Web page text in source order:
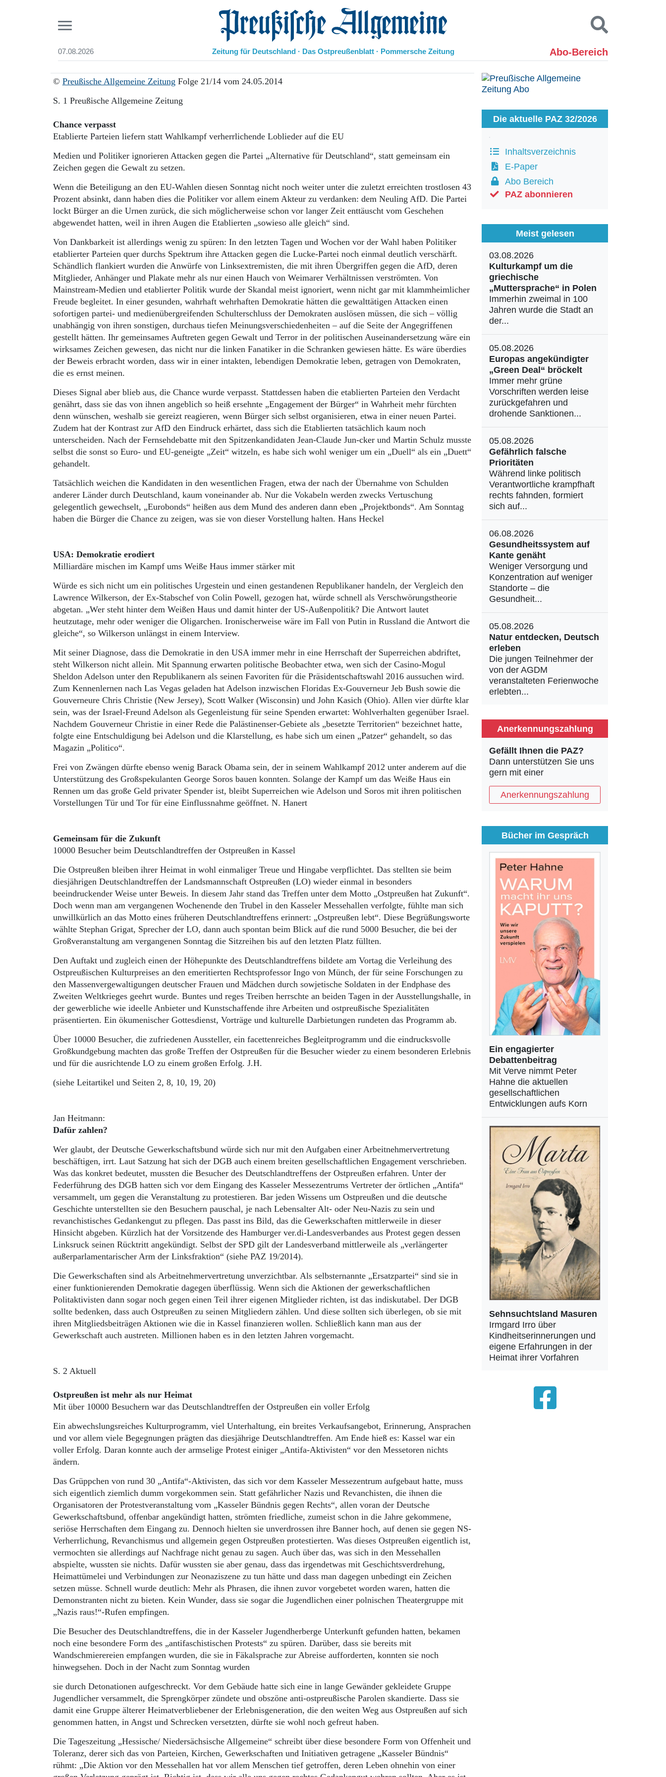
07.08.2026 Preußische Allgemeine Zeitung
Zeitung für Deutschland · Das Ostpreußenblatt · Pommersche Zeitung Abo-Bereich
Start
Wer wir sind
Aktuelle Ausgabe
Abonnent werden
Abo Prämien
Mediadaten
Leben
Ostpreußen
Schlesien
Danzig und Westpreußen
Bücher
Kontakt
Suchen und finden
© Preußische Allgemeine Zeitung Folge 21/14 vom 24.05.2014
S. 1 Preußische Allgemeine Zeitung
Chance verpasst
Etablierte Parteien liefern statt Wahlkampf verherrlichende Loblieder auf die EU
Medien und Politiker ignorieren Attacken gegen die Partei „Alternative für Deutschland“, statt gemeinsam ein
Zeichen gegen die Gewalt zu setzen.
Wenn die Beteiligung an den EU-Wahlen diesen Sonntag nicht noch weiter unter die zuletzt erreichten trostlosen 43
Prozent absinkt, dann haben dies die Politiker vor allem einem Akteur zu verdanken: dem Neuling AfD. Die Partei
lockt Bürger an die Urnen zurück, die sich möglicherweise schon vor langer Zeit enttäuscht vom Geschehen
abgewendet hatten, weil in ihren Augen die Etablierten „sowieso alle gleich“ sind.
Von Dankbarkeit ist allerdings wenig zu spüren: In den letzten Tagen und Wochen vor der Wahl haben Politiker
etablierter Parteien quer durchs Spektrum ihre Attacken gegen die Lucke-Partei noch einmal deutlich verschärft.
Schändlich flankiert wurden die Anwürfe von Linksextremisten, die mit ihren Übergriffen gegen die AfD, deren
Mitglieder, Anhänger und Plakate mehr als nur einen Hauch von Weimarer Verhältnissen verströmten. Von
Mainstream-Medien und etablierter Politik wurde der Skandal meist ignoriert, wenn nicht gar mit klammheimlicher
Freude begleitet. In einer gesunden, wahrhaft wehrhaften Demokratie hätten die gewalttätigen Attacken einen
sofortigen partei- und medienübergreifenden Schulterschluss der Demokraten auslösen müssen, die sich – völlig
unabhängig von ihren sonstigen, durchaus tiefen Meinungsverschiedenheiten – auf die Seite der Angegriffenen
gestellt hätten. Ihr gemeinsames Auftreten gegen Gewalt und Terror in der politischen Auseinandersetzung wäre ein
wirksames Zeichen gewesen, das nicht nur die linken Fanatiker in die Schranken gewiesen hätte. Es wäre überdies
der Beweis erbracht worden, dass wir in einer intakten, lebendigen Demokratie leben, getragen von Demokraten,
die es ernst meinen.
Dieses Signal aber blieb aus, die Chance wurde verpasst. Stattdessen haben die etablierten Parteien den Verdacht
genährt, dass sie das von ihnen angeblich so heiß ersehnte „Engagement der Bürger“ in Wahrheit mehr fürchten
denn wünschen, weshalb sie gereizt reagieren, wenn Bürger sich selbst organisieren, etwa in einer neuen Partei.
Zudem hat der Kontrast zur AfD den Eindruck erhärtet, dass sich die Etablierten tatsächlich kaum noch
unterscheiden. Nach der Fernsehdebatte mit den Spitzenkandidaten Jean-Claude Jun-cker und Martin Schulz musste
selbst die sonst so Euro- und EU-geneigte „Zeit“ witzeln, es habe sich wohl weniger um ein „Duell“ als ein „Duett“
gehandelt.
Tatsächlich weichen die Kandidaten in den wesentlichen Fragen, etwa der nach der Übernahme von Schulden
anderer Länder durch Deutschland, kaum voneinander ab. Nur die Vokabeln werden zwecks Vertuschung
gelegentlich gewechselt, „Eurobonds“ heißen aus dem Mund des anderen dann eben „Projektbonds“. Am Sonntag
haben die Bürger die Chance zu zeigen, was sie von dieser Vorstellung halten. Hans Heckel
USA: Demokratie erodiert
Milliardäre mischen im Kampf ums Weiße Haus immer stärker mit
Würde es sich nicht um ein politisches Urgestein und einen gestandenen Republikaner handeln, der Vergleich den
Lawrence Wilkerson, der Ex-Stabschef von Colin Powell, gezogen hat, würde schnell als Verschwörungstheorie
abgetan. „Wer steht hinter dem Weißen Haus und damit hinter der US-Außenpolitik? Die Antwort lautet
heutzutage, mehr oder weniger die Oligarchen. Ironischerweise wäre im Fall von Putin in Russland die Antwort die
gleiche“, so Wilkerson unlängst in einem Interview.
Mit seiner Diagnose, dass die Demokratie in den USA immer mehr in eine Herrschaft der Superreichen abdriftet,
steht Wilkerson nicht allein. Mit Spannung erwarten politische Beobachter etwa, wen sich der Casino-Mogul
Sheldon Adelson unter den Republikanern als seinen Favoriten für die Präsidentschaftswahl 2016 aussuchen wird.
Zum Kennenlernen nach Las Vegas geladen hat Adelson inzwischen Floridas Ex-Gouverneur Jeb Bush sowie die
Gouverneure Chris Christie (New Jersey), Scott Walker (Wisconsin) und John Kasich (Ohio). Allen vier dürfte klar
sein, was der Israel-Freund Adelson als Gegenleistung für seine Spenden erwartet: Wohlverhalten gegenüber Israel.
Nachdem Gouverneur Christie in einer Rede die Palästinenser-Gebiete als „besetzte Territorien“ bezeichnet hatte,
folgte eine Entschuldigung bei Adelson und die Klarstellung, es habe sich um einen „Patzer“ gehandelt, so das
Magazin „Politico“.
Frei von Zwängen dürfte ebenso wenig Barack Obama sein, der in seinem Wahlkampf 2012 unter anderem auf die
Unterstützung des Großspekulanten George Soros bauen konnten. Solange der Kampf um das Weiße Haus ein
Rennen um das große Geld privater Spender ist, bleibt Superreichen wie Adelson und Soros mit ihren politischen
Vorstellungen Tür und Tor für eine Einflussnahme geöffnet. N. Hanert
Gemeinsam für die Zukunft
10000 Besucher beim Deutschlandtreffen der Ostpreußen in Kassel
Die Ostpreußen bleiben ihrer Heimat in wohl einmaliger Treue und Hingabe verpflichtet. Das stellten sie beim
diesjährigen Deutschlandtreffen der Landsmannschaft Ostpreußen (LO) wieder einmal in besonders
beeindruckender Weise unter Beweis. In diesem Jahr stand das Treffen unter dem Motto „Ostpreußen hat Zukunft“.
Doch wenn man am vergangenen Wochenende den Trubel in den Kasseler Messehallen verfolgte, fühlte man sich
unwillkürlich an das Motto eines früheren Deutschlandtreffens erinnert: „Ostpreußen lebt“. Diese Begrüßungsworte
wählte Stephan Grigat, Sprecher der LO, dann auch spontan beim Blick auf die rund 5000 Besucher, die bei der
Großveranstaltung am vergangenen Sonntag die Sitzreihen bis auf den letzten Platz füllten.
Den Auftakt und zugleich einen der Höhepunkte des Deutschlandtreffens bildete am Vortag die Verleihung des
Ostpreußischen Kulturpreises an den emeritierten Rechtsprofessor Ingo von Münch, der für seine Forschungen zu
den Massenvergewaltigungen deutscher Frauen und Mädchen durch sowjetische Soldaten in der Endphase des
Zweiten Weltkrieges geehrt wurde. Buntes und reges Treiben herrschte an beiden Tagen in der Ausstellungshalle, in
der gewerbliche wie ideelle Anbieter und Kunstschaffende ihre Arbeiten und ostpreußische Spezialitäten
präsentierten. Ein ökumenischer Gottesdienst, Vorträge und kulturelle Darbietungen rundeten das Programm ab.
Über 10000 Besucher, die zufriedenen Aussteller, ein facettenreiches Begleitprogramm und die eindrucksvolle
Großkundgebung machten das große Treffen der Ostpreußen für die Besucher wieder zu einem besonderen Erlebnis
und für die ausrichtende LO zu einem großen Erfolg. J.H.
(siehe Leitartikel und Seiten 2, 8, 10, 19, 20)
Jan Heitmann:
Dafür zahlen?
Wer glaubt, der Deutsche Gewerkschaftsbund würde sich nur mit den Aufgaben einer Arbeitnehmervertretung
beschäftigen, irrt. Laut Satzung hat sich der DGB auch einem breiten gesellschaftlichen Engagement verschrieben.
Was das konkret bedeutet, mussten die Besucher des Deutschlandtreffens der Ostpreußen erfahren. Unter der
Federführung des DGB hatten sich vor dem Eingang des Kasseler Messezentrums Vertreter der örtlichen „Antifa“
versammelt, um gegen die Veranstaltung zu protestieren. Bar jeden Wissens um Ostpreußen und die deutsche
Geschichte unterstellten sie den Besuchern pauschal, je nach Lebensalter Alt- oder Neu-Nazis zu sein und
revanchistisches Gedankengut zu pflegen. Das passt ins Bild, das die Gewerkschaften mittlerweile in dieser
Hinsicht abgeben. Kürzlich hat der Vorsitzende des Hamburger ver.di-Landesverbandes aus Protest gegen dessen
Linksruck seinen Rücktritt angekündigt. Selbst der SPD gilt der Landesverband mittlerweile als „verlängerter
außerparlamentarischer Arm der Linksfraktion“ (siehe PAZ 19/2014).
Die Gewerkschaften sind als Arbeitnehmervertretung unverzichtbar. Als selbsternannte „Ersatzpartei“ sind sie in
einer funktionierenden Demokratie dagegen überflüssig. Wenn sich die Aktionen der gewerkschaftlichen
Politaktivisten dann sogar noch gegen einen Teil ihrer eigenen Mitglieder richten, ist das indiskutabel. Der DGB
sollte bedenken, dass auch Ostpreußen zu seinen Mitgliedern zählen. Und diese sollten sich überlegen, ob sie mit
ihren Mitgliedsbeiträgen Aktionen wie die in Kassel finanzieren wollen. Schließlich kann man aus der
Gewerkschaft auch austreten. Millionen haben es in den letzten Jahren vorgemacht.
S. 2 Aktuell
Ostpreußen ist mehr als nur Heimat
Mit über 10000 Besuchern war das Deutschlandtreffen der Ostpreußen ein voller Erfolg
Ein abwechslungsreiches Kulturprogramm, viel Unterhaltung, ein breites Verkaufsangebot, Erinnerung, Ansprachen
und vor allem viele Begegnungen prägten das diesjährige Deutschlandtreffen. Am Ende hieß es: Kassel war ein
voller Erfolg. Daran konnte auch der armselige Protest einiger „Antifa-Aktivisten“ vor den Messetoren nichts
ändern.
Das Grüppchen von rund 30 „Antifa“-Aktivisten, das sich vor dem Kasseler Messezentrum aufgebaut hatte, muss
sich eigentlich ziemlich dumm vorgekommen sein. Statt gefährlicher Nazis und Revanchisten, die ihnen die
Organisatoren der Protestveranstaltung vom „Kasseler Bündnis gegen Rechts“, allen voran der Deutsche
Gewerkschaftsbund, offenbar angekündigt hatten, strömten friedliche, zumeist schon in die Jahre gekommene,
seriöse Herrschaften dem Eingang zu. Dennoch hielten sie unverdrossen ihre Banner hoch, auf denen sie gegen NS-
Verherrlichung, Revanchismus und allgemein gegen Ostpreußen protestierten. Was dieses Ostpreußen eigentlich ist,
vermochten sie allerdings auf Nachfrage nicht genau zu sagen. Auch über das, was sich in den Messehallen
abspielte, wussten sie nichts. Dafür wussten sie aber genau, dass das irgendetwas mit Geschichtsverdrehung,
Heimattümelei und Verbindungen zur Neonaziszene zu tun hätte und dass man dagegen unbedingt ein Zeichen
setzen müsse. Schnell wurde deutlich: Mehr als Phrasen, die ihnen zuvor vorgebetet worden waren, hatten die
Demonstranten nicht zu bieten. Kein Wunder, dass sie sogar die Jugendlichen einer polnischen Theatergruppe mit
„Nazis raus!“-Rufen empfingen.
Die Besucher des Deutschlandtreffens, die in der Kasseler Jugendherberge Unterkunft gefunden hatten, bekamen
noch eine besondere Form des „antifaschistischen Protests“ zu spüren. Darüber, dass sie bereits mit
Wandschmierereien empfangen wurden, die sie in Fäkalsprache zur Abreise aufforderten, konnten sie noch
hinwegsehen. Doch in der Nacht zum Sonntag wurden
sie durch Detonationen aufgeschreckt. Vor dem Gebäude hatte sich eine in lange Gewänder gekleidete Gruppe
Jugendlicher versammelt, die Sprengkörper zündete und obszöne anti-ostpreußische Parolen skandierte. Dass sie
damit eine Gruppe älterer Heimatverbliebener der Erlebnisgeneration, die den weiten Weg aus Ostpreußen auf sich
genommen hatten, in Angst und Schrecken versetzten, dürfte sie wohl noch gefreut haben.
Die Tageszeitung „Hessische/ Niedersächsische Allgemeine“ schreibt über diese besondere Form von Offenheit und
Toleranz, derer sich das von Parteien, Kirchen, Gewerkschaften und Initiativen getragene „Kasseler Bündnis“
rühmt: „Die Aktion vor den Messehallen hat vor allem Menschen tief getroffen, deren Leben ohnehin von einer
Die aktuelle PAZ 32/2026
Inhaltsverzeichnis
E-Paper
Abo Bereich
PAZ abonnieren
Meist gelesen
03.08.2026
Kulturkampf um die
griechische
„Muttersprache“ in Polen
Immerhin zweimal in 100
Jahren wurde die Stadt an
der...
05.08.2026
Europas angekündigter
„Green Deal“ bröckelt
Immer mehr grüne
Vorschriften werden leise
zurückgefahren und
drohende Sanktionen...
05.08.2026
Gefährlich falsche
Prioritäten
Während linke politisch
Verantwortliche krampfhaft
rechts fahnden, formiert
sich auf...
06.08.2026
Gesundheitssystem auf
Kante genäht
Weniger Versorgung und
Konzentration auf weniger
Standorte – die
Gesundheit...
05.08.2026
Natur entdecken, Deutsch
erleben
Die jungen Teilnehmer der
von der AGDM
veranstalteten Ferienwoche
erlebten...
Anerkennungszahlung
Gefällt Ihnen die PAZ?
Dann unterstützen Sie uns
gern mit einer
Anerkennungszahlung
Bücher im Gespräch
Ein engagierter
Debattenbeitrag
Mit Verve nimmt Peter
Hahne die aktuellen
gesellschaftlichen
Entwicklungen aufs Korn
Sehnsuchtsland Masuren
Irmgard Irro über
Kindheitserinnerungen und
eigene Erfahrungen in der
Heimat ihrer Vorfahren